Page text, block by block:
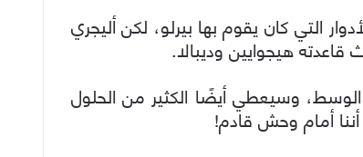
التي كان يقوم بها بيرلو، لكن أليجري
هيجوايين وديبالا.
وسيعطي أيضًا الكثير من الحلول
أمام وحش قادم!